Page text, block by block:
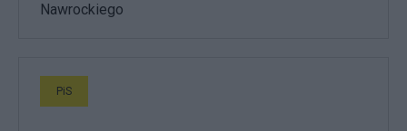
Nawrockiego
PiS